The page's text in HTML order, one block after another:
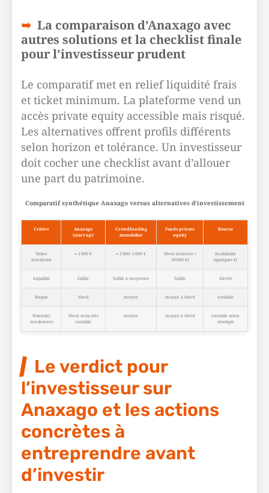
La comparaison d’Anaxago avec
autres solutions et la checklist finale
pour l’investisseur prudent
Le comparatif met en relief liquidité frais
et ticket minimum. La plateforme vend un
accès private equity accessible mais risqué.
Les alternatives offrent profils différents
selon horizon et tolérance. Un investisseur
doit cocher une checklist avant d’allouer
une part du patrimoine.
Comparatif synthétique Anaxago versus alternatives d’investissement
Critère
Anaxago
(start-up)
Crowdfunding
immobilier
Fonds private
equity
Bourse
Ticket
minimum
≈ 1 000 € ≈ 1 000–5 000 €
élevé (souvent >
10 000 €)
modulable
(quelques €)
Liquidité faible faible à moyenne faible élevée
Risque élevé moyen moyen à élevé variable
Potentiel
rendement
élevé mais très
variable
moyen moyen à élevé
variable selon
stratégie
Le verdict pour
l’investisseur sur
Anaxago et les actions
concrètes à
entreprendre avant
d’investir